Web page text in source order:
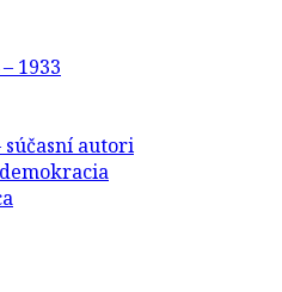
1933
súčasní autori